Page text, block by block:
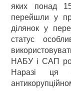
яких понад
перейшли у
ділянок у
статус
НАБУ і САП
Наразі ця